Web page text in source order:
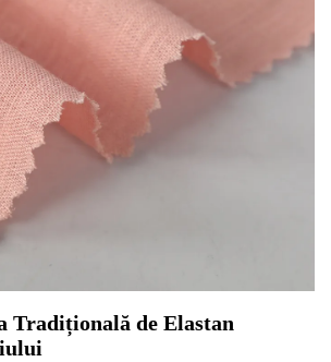
Tradițională de Elastan